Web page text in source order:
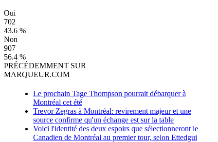
Oui
702
43.6 %
Non
907
56.4 %
PRÉCÉDEMMENT SUR
MARQUEUR.COM
Le prochain Tage Thompson pourrait débarquer à
Montréal cet été
Trevor Zegras à Montréal: revirement majeur et une
source confirme qu'un échange est sur la table
Voici l'identité des deux espoirs que sélectionneront le
Canadien de Montréal au premier tour, selon Ettedgui